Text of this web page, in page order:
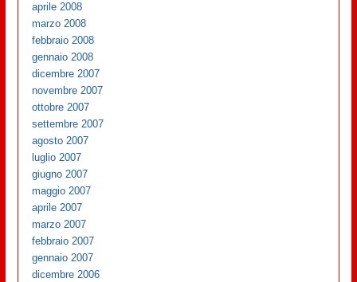
aprile 2008
marzo 2008
febbraio 2008
gennaio 2008
dicembre 2007
novembre 2007
ottobre 2007
settembre 2007
agosto 2007
luglio 2007
giugno 2007
maggio 2007
aprile 2007
marzo 2007
febbraio 2007
gennaio 2007
dicembre 2006